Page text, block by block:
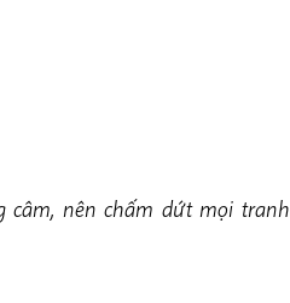
nên chấm dứt mọi tranh